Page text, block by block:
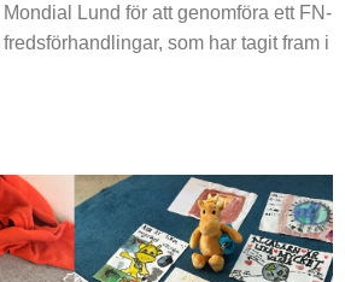
Lund för att genomföra ett FN-
som har tagit fram i